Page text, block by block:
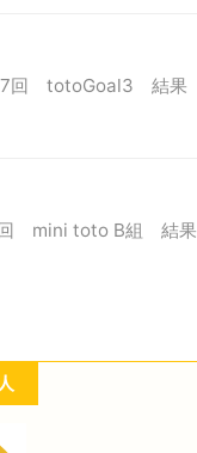
回 totoGoal3 結果
mini toto B組 結果